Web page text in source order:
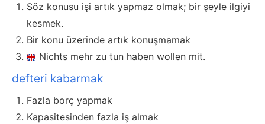
Söz konusu işi artık yapmaz olmak; bir şeyle ilgiyi
kesmek.
Bir konu üzerinde artık konuşmamak
Nichts mehr zu tun haben wollen mit.
defteri kabarmak
Fazla borç yapmak
Kapasitesinden fazla iş almak